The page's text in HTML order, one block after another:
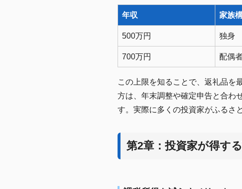
年収 家族
500万円 独身
700万円 配偶
この上限を知ることで、返礼品を
方は、年末調整や確定申告と合わ
す。実際に多くの投資家がふるさ
第2章：投資家が得す